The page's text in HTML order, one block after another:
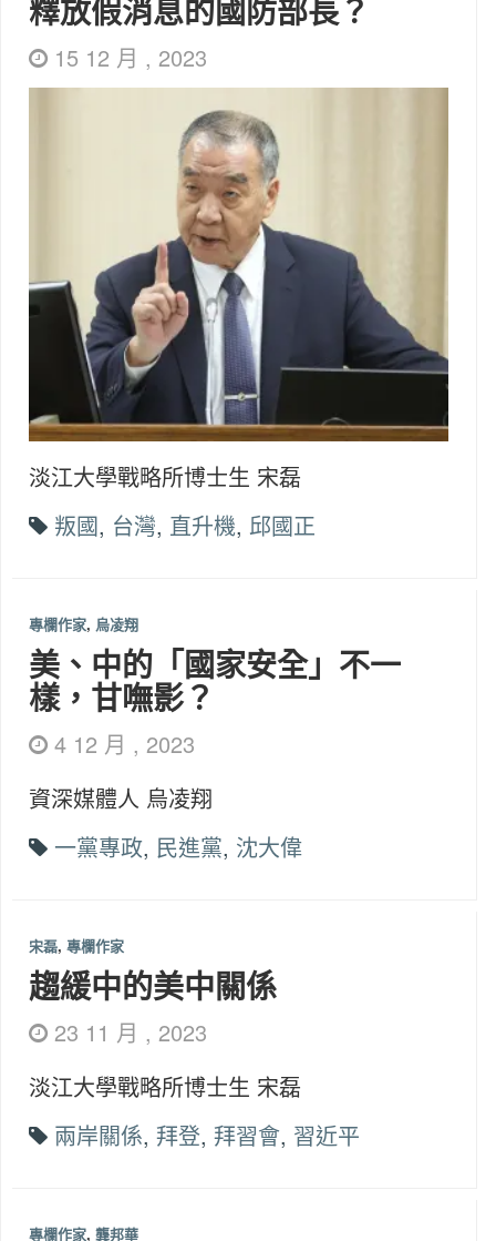
釋放假消息的國防部長？
15 12 月 , 2023
淡江大學戰略所博士生 宋磊
叛國, 台灣, 直升機, 邱國正
專欄作家, 烏凌翔
美、中的「國家安全」不一
樣，甘嘸影？
4 12 月 , 2023
資深媒體人 烏凌翔
一黨專政, 民進黨, 沈大偉
宋磊, 專欄作家
趨緩中的美中關係
23 11 月 , 2023
淡江大學戰略所博士生 宋磊
兩岸關係, 拜登, 拜習會, 習近平
專欄作家, 龔邦華